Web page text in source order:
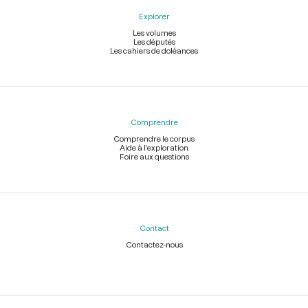
Explorer
Les volumes
Les députés
Les cahiers de doléances
Comprendre
Comprendre le corpus
Aide à l'exploration
Foire aux questions
Contact
Contactez-nous
Légal